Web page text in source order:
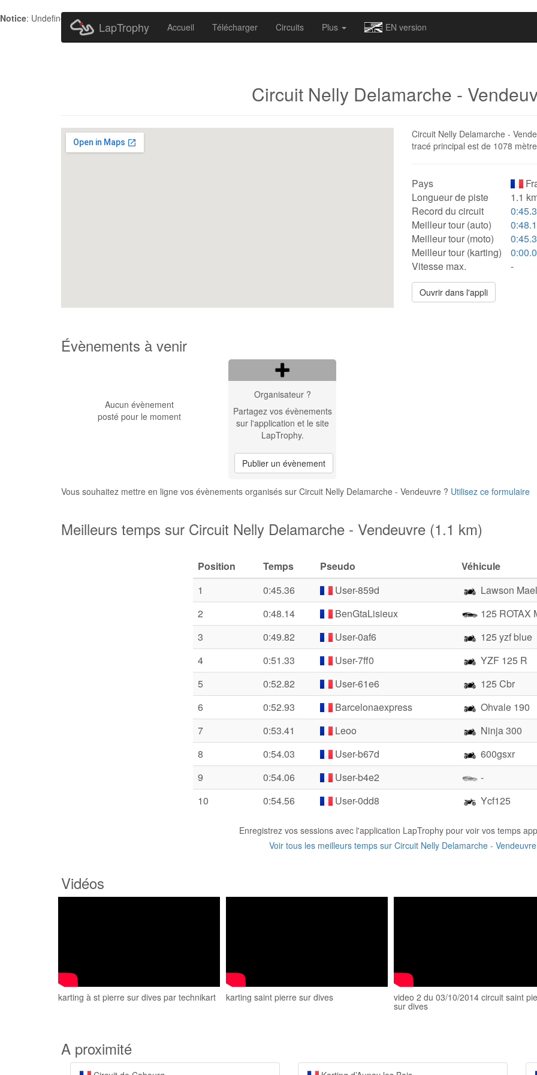
Notice: Undefined index: HTTP_ACCEPT_LANGUAGE in
LapTrophy Accueil Télécharger Circuits Plus EN version
Circuit Nelly Delamarche -
Circuit Nelly Delamarche -
tracé principal est de 1078
Pays
Longueur de piste
1.1
Record du circuit
Meilleur tour (auto)
Meilleur tour (moto)
Meilleur tour (karting)
Vitesse max.
-
Ouvrir dans l'appli
Évènements à venir
Aucun évènement
posté pour le moment
Organisateur ?
Partagez vos évènements
sur l'application et le site
LapTrophy.
Publier un évènement
Vous souhaitez mettre en ligne vos évènements organisés sur Circuit Nelly Delamarche - Vendeuvre ? Utilisez ce formulaire
Meilleurs temps sur Circuit Nelly Delamarche - Vendeuvre (1.1 km)
Position Temps Pseudo
Véhicule
1
0:45.36 User-859d
Lawson Mael
2
0:48.14 BenGtaLisieux
125 ROTAX
3
0:49.82 User-0af6
125 yzf blue
4
0:51.33 User-7ff0
YZF 125 R
5
0:52.82 User-61e6
125 Cbr
6
0:52.93 Barcelonaexpress
Ohvale 190
7
0:53.41 Leoo
Ninja 300
8
0:54.03 User-b67d
600gsxr
9
0:54.06 User-b4e2
-
10
0:54.56 User-0dd8 Ycf125
Enregistrez vos sessions avec l'application LapTrophy pour voir vos temps
Voir tous les meilleurs temps sur Circuit Nelly Delamarche - Vendeuvre
Vidéos
karting à st pierre sur dives par technikart karting saint pierre sur dives video 2 du 03/10/2014 circuit saint
sur dives
A proximité